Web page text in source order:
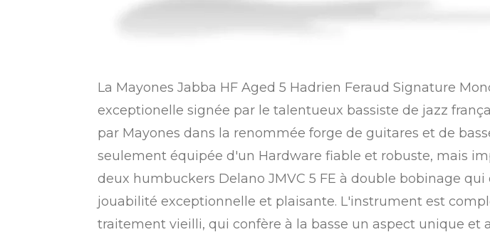
La Mayones Jabba HF Aged 5 Hadrien Feraud Signature
exceptionelle signée par le talentueux bassiste de jazz
par Mayones dans la renommée forge de guitares et de
seulement équipée d'un Hardware fiable et robuste, mais
deux humbuckers Delano JMVC 5 FE à double bobinage
jouabilité exceptionnelle et plaisante. L'instrument est
traitement vieilli, qui confère à la basse un aspect unique et